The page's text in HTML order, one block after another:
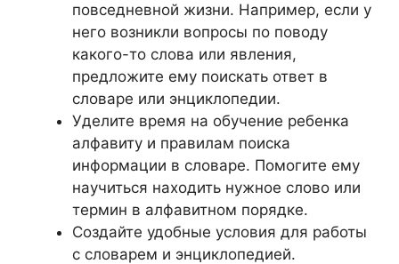
повседневной жизни. Например, если у
него возникли вопросы по поводу
какого-то слова или явления,
предложите ему поискать ответ в
словаре или энциклопедии.
Уделите время на обучение ребенка
алфавиту и правилам поиска
информации в словаре. Помогите ему
научиться находить нужное слово или
термин в алфавитном порядке.
Создайте удобные условия для работы
с словарем и энциклопедией.